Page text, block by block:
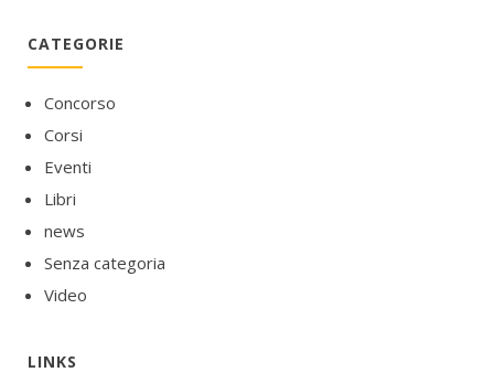
CATEGORIE
Concorso
Corsi
Eventi
Libri
news
Senza categoria
Video
LINKS